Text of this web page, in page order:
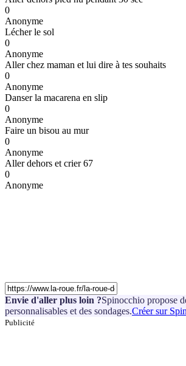
0
Anonyme
Lécher le sol
0
Anonyme
Aller chez maman et lui dire à tes souhaits
0
Anonyme
Danser la macarena en slip
0
Anonyme
Faire un bisou au mur
0
Anonyme
Aller dehors et crier 67
0
Anonyme
Envie d'aller plus loin ?Spinocchio propose
personnalisables et des sondages.Créer sur
Publicité